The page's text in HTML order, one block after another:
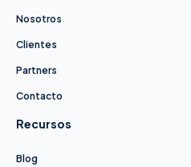
Nosotros
Clientes
Partners
Contacto
Recursos
Blog